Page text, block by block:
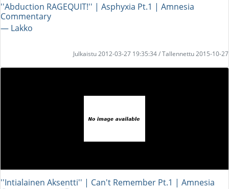
''Abduction RAGEQUIT!'' | Asphyxia Pt.1 | Amnesia
Commentary
― Lakko
Julkaistu 2012-03-27 19:35:34 / Tallennettu 2015-10-27
''Intialainen Aksentti'' | Can't Remember Pt.1 | Amnesia